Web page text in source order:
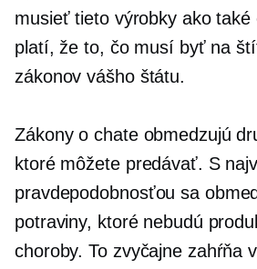
musieť tieto výrobky ako
platí, že to, čo musí byť na
zákonov vášho štátu.
Zákony o chate obmedzujú
ktoré môžete predávať. S
pravdepodobnosťou sa
potraviny, ktoré nebudú
choroby. To zvyčajne zahŕňa